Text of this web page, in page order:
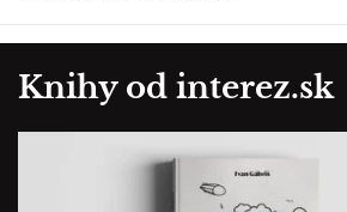
Knihy od interez.sk